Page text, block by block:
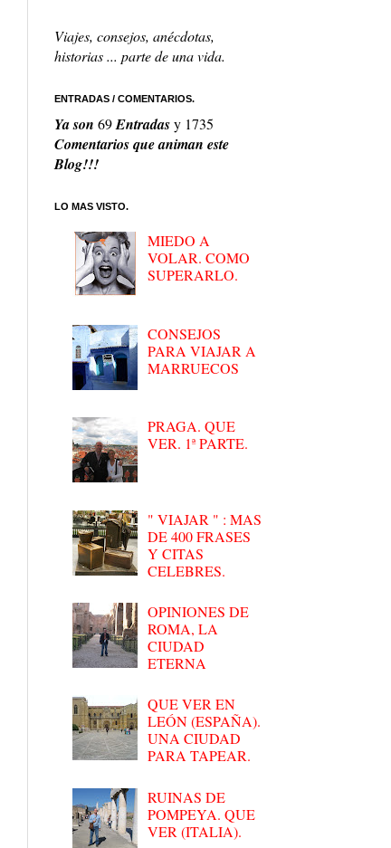
Viajes, consejos, anécdotas,
historias ... parte de una vida.
ENTRADAS / COMENTARIOS.
Ya son 69Entradasy 1735
Comentarios que animan este
Blog!!!
LO MAS VISTO.
MIEDO A
VOLAR. COMO
SUPERARLO.
CONSEJOS
PARA VIAJAR A
MARRUECOS
PRAGA. QUE
VER. 1ª PARTE.
" VIAJAR " : MAS
DE 400 FRASES
Y CITAS
CELEBRES.
OPINIONES DE
ROMA, LA
CIUDAD
ETERNA
QUE VER EN
LEÓN (ESPAÑA).
UNA CIUDAD
PARA TAPEAR.
RUINAS DE
POMPEYA. QUE
VER (ITALIA).